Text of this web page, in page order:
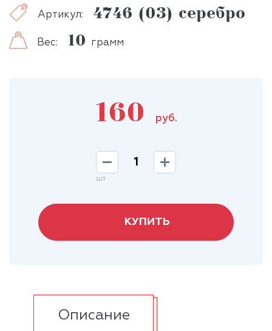
Артикул: 4746 (03) серебро
Вес: 10 грамм
160 руб.
шт
КУПИТЬ
Описание